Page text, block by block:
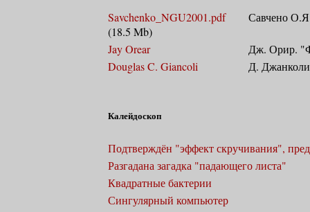
Savchenko_NGU2001.pdf
(18.5 Mb)
Савчено
Jay Orear
Дж. Орир.
Douglas C. Giancoli
Д.
Калейдоскоп
Подтверждён "эффект скручивания",
Разгадана загадка "падающего листа"
Квадратные бактерии
Сингулярный компьютер